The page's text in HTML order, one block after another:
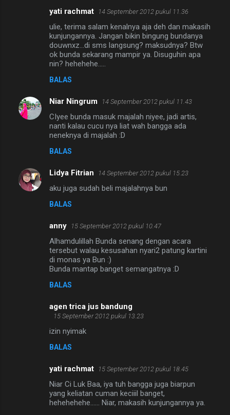
yati rachmat 14 September 2012 pukul 11.36
ulie, terima salam kenalnya aja deh dan makasih
kunjungannya. Jangan bikin bingung bundanya
douwnxz...di sms langsung? maksudnya? Btw
ok bunda sekarang mampir ya. Disuguhin apa
nin? hehehehe.....
BALAS
Niar Ningrum 14 September 2012 pukul 11.43
CIyee bunda masuk majalah niyee, jadi artis,
nanti kalau cucu nya liat wah bangga ada
neneknya di majalah :D
BALAS
Lidya Fitrian 14 September 2012 pukul 15.23
aku juga sudah beli majalahnya bun
BALAS
anny 15 September 2012 pukul 10.47
Alhamdulillah Bunda senang dengan acara
tersebut walau kesusahan nyari2 patung kartini
di monas ya Bun :)
Bunda mantap banget semangatnya :D
BALAS
agen trica jus bandung
15 September 2012 pukul 13.23
izin nyimak
BALAS
yati rachmat 15 September 2012 pukul 18.45
Niar Ci Luk Baa, iya tuh bangga juga biarpun
yang keliatan cuman keciiil banget,
hehehehehe...... Niar, makasih kunjungannya ya.